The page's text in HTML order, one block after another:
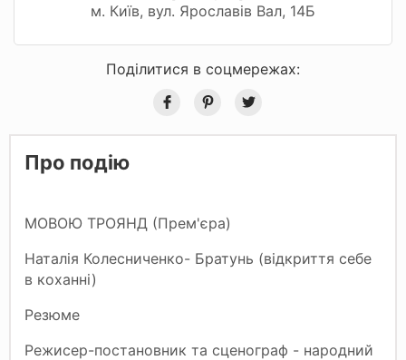
м. Київ, вул. Ярославів Вал, 14Б
Поділитися в соцмережах:
Про подію
МОВОЮ ТРОЯНД (Прем'єра)
Наталія Колесниченко- Братунь (відкриття себе
в коханні)
Резюме
Режисер-постановник та сценограф - народний